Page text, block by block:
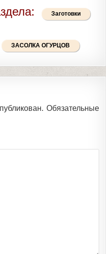
Заготовки
ЗАСОЛКА ОГУРЦОВ
Обязательные